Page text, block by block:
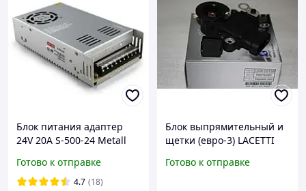
Блок питания адаптер
24V 20A S-500-24 Metall
Готово к отправке
4.7 (18)
Блок выпрямительный и
щетки (евро-3) LACETTI
Корея
Готово к отправке